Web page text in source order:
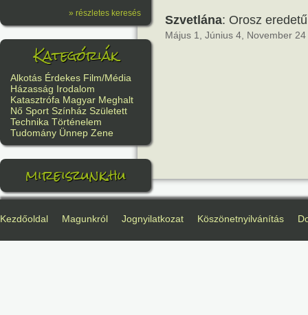
» részletes keresés
Kategóriák
Alkotás Érdekes Film/Média
Házasság Irodalom
Katasztrófa Magyar Meghalt
Nő Sport Színház Született
Technika Történelem
Tudomány Ünnep Zene
mireiszunk.hu
Szvetlána: Orosz
Május 1, Június 4, November 24
Kezdőoldal Magunkról Jognyilatkozat Köszönetnyilvánítás